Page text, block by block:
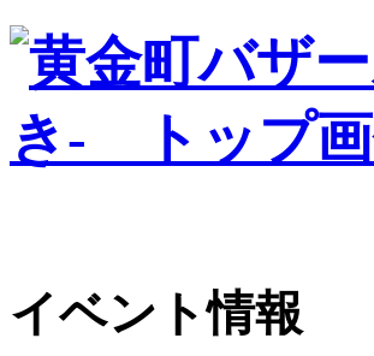
イベント情報